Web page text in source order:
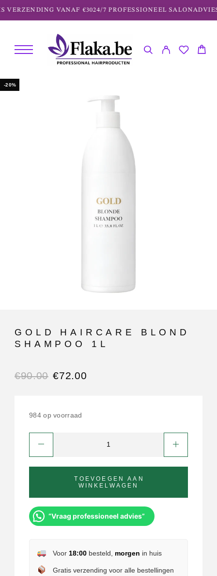
VERZENDING VANAF €3024/7 PROFESSIONEEL SALONADVIES
-20%
GOLD HAIRCARE BLOND
SHAMPOO 1L
€90.00 €72.00
984 op voorraad
TOEVOEGEN AAN
WINKELWAGEN
“Vraag professioneel advies”
Voor 18:00besteld, morgen in huis
Gratis verzending voor alle bestellingen